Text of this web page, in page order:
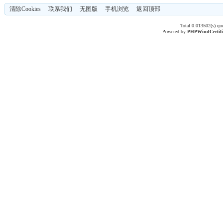
清除Cookies 联系我们 无图版 手机浏览 返回顶部
Total 0.013502(s)
Powered byPHPWind